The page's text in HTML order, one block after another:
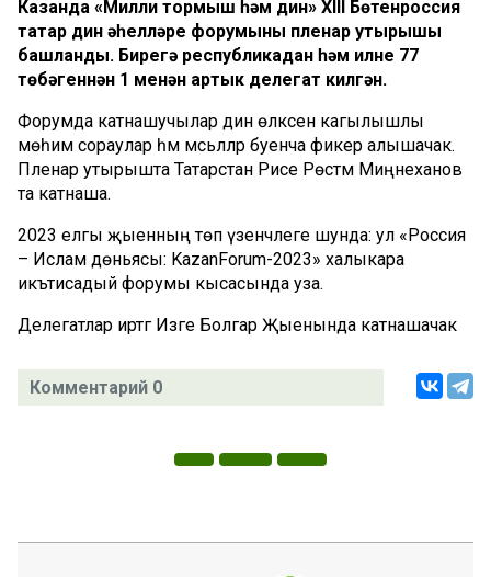
Казанда «Милли тормыш һәм дин» XIII Бөтенроссия
татар дин әһелләре форумының пленар утырышы
башланды. Бирегә республикадан һәм илнең 77
төбәгеннән 1 меңнән артык делегат килгән.
Форумда катнашучылар дин өлкәсенә кагылышлы
мөһим сораулар һәм мәсьәләләр буенча фикер алышачак.
Пленар утырышта Татарстан Рәисе Рөстәм Миңнеханов
та катнаша.
2023 елгы җыенның төп үзенчәлеге шунда: ул «Россия
– Ислам дөньясы: KazanForum-2023» халыкара
икътисадый форумы кысасында уза.
Делегатлар иртәгә Изге Болгар Җыенында катнашачак
Комментарий 0